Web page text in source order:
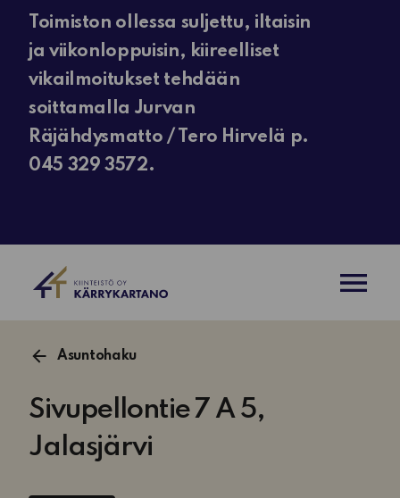
Toimiston ollessa suljettu, iltaisin
ja viikonloppuisin, kiireelliset
vikailmoitukset tehdään
soittamalla Jurvan
Räjähdysmatto / Tero Hirvelä p.
045 329 3572.
Asuntohaku
Sivupellontie 7 A 5,
Jalasjärvi